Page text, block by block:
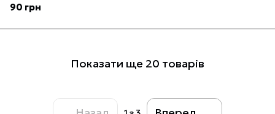
90 грн
Показати ще 20 товарів